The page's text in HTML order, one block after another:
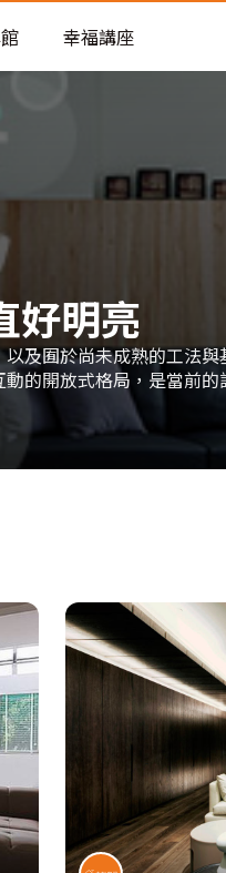
幸福講座
好明亮
及囿於尚未成熟的工法
的開放式格局，是當前